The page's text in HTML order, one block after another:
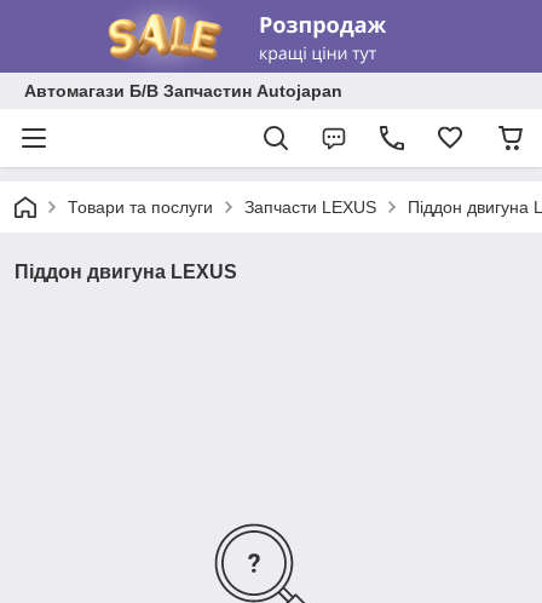
Автомагази Б/В Запчастин Autojapan
Товари та послуги Запчасти LEXUS Піддон двигуна
Піддон двигуна LEXUS